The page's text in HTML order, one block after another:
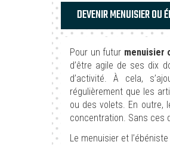
DEVENIR MENUISIER OU
Pour un futur menuisier
d’être agile de ses dix
d’activité. À cela,
régulièrement que les
ou des volets. En outre,
concentration. Sans ces
Le menuisier et